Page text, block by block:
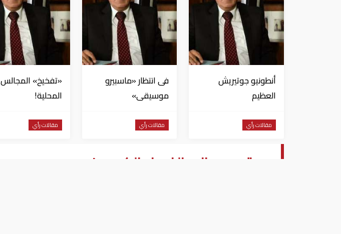
أنطونيو جوتيريش
العظيم
مقالات رأي
فى انتظار «ماسبيرو
موسيقى»
مقالات رأي
«تفخيخ» المجالس
المحلية!
مقالات رأي
معتمد جمال والفساد الكروى !